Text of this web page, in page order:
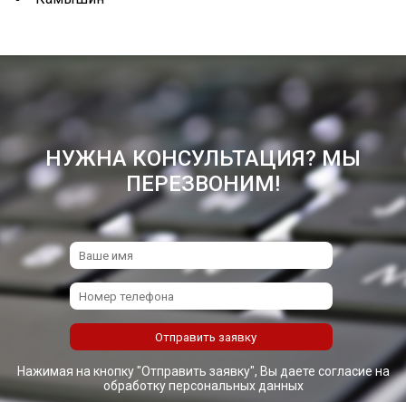
НУЖНА КОНСУЛЬТАЦИЯ? МЫ
ПЕРЕЗВОНИМ!
Нажимая на кнопку "Отправить заявку", Вы даете согласие на
обработку персональных данных